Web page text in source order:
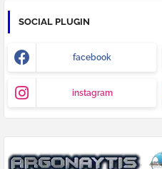
SOCIAL PLUGIN
facebook
instagram